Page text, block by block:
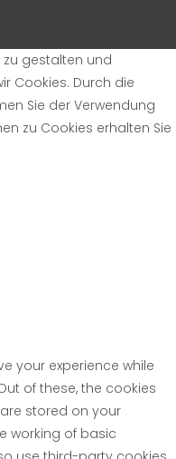
zu gestalten und
Cookies. Durch die
Sie der Verwendung
zu Cookies erhalten Sie
your experience while
of these, the cookies
stored on your
working of basic